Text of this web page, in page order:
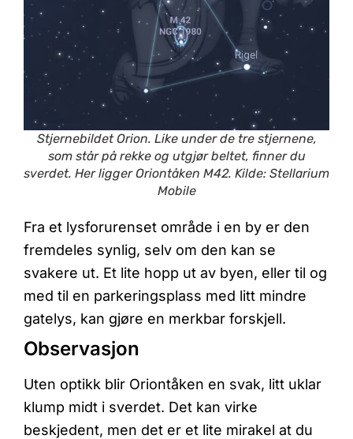
Stjernebildet Orion. Like under de tre stjernene,
som står på rekke og utgjør beltet, finner du
sverdet. Her ligger Oriontåken M42. Kilde: Stellarium
Mobile
Fra et lysforurenset område i en by er den
fremdeles synlig, selv om den kan se
svakere ut. Et lite hopp ut av byen, eller til og
med til en parkeringsplass med litt mindre
gatelys, kan gjøre en merkbar forskjell.
Observasjon
Uten optikk blir Oriontåken en svak, litt uklar
klump midt i sverdet. Det kan virke
beskjedent, men det er et lite mirakel at du